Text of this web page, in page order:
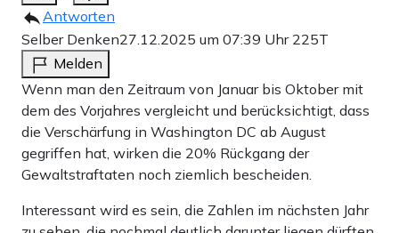
Antworten
Selber Denken27.12.2025 um 07:39 Uhr 225T
Melden
Wenn man den Zeitraum von Januar bis Oktober mit
dem des Vorjahres vergleicht und berücksichtigt, dass
die Verschärfung in Washington DC ab August
gegriffen hat, wirken die 20% Rückgang der
Gewaltstraftaten noch ziemlich bescheiden.
Interessant wird es sein, die Zahlen im nächsten Jahr